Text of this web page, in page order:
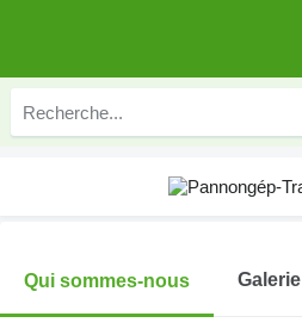
Qui sommes-nous Galerie